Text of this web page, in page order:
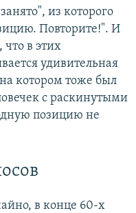
из которого
Повторите!". И
что в этих
удивительная
котором тоже был
с раскинутыми
позицию не
в конце 60-х